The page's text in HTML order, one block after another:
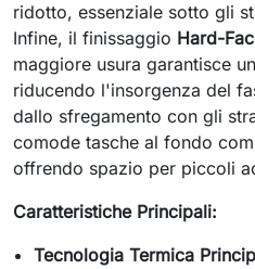
ridotto, essenziale sotto gli
Infine, il finissaggio Hard-
maggiore usura garantisce
riducendo l'insorgenza del
dallo sfregamento con gli
comode tasche al fondo
offrendo spazio per piccoli
Caratteristiche Principali:
Tecnologia Termica